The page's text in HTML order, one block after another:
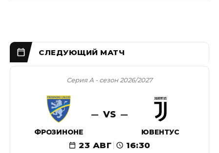
Серия А - сезон 2026/2027
ФРОЗИНОНЕ
VS
ЮВЕНТУС
23 АВГ 16:30